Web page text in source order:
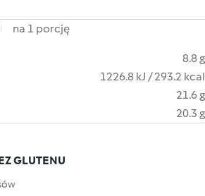
na 1 porcję
8.8 g
1226.8 kJ / 293.2 kcal
21.6 g
20.3 g
GLUTENU